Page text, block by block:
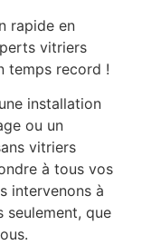
rapide en
vitriers
temps record !
installation
ou un
vitriers
à tous vos
intervenons à
seulement, que